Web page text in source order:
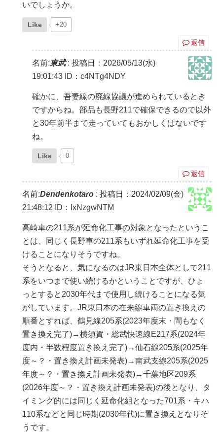
いでしょうか。
Like +20
返信
名前:東武: 投稿日：2026/05/13(水)
19:01:43 ID：c4NTg4NDY
確かに、吾妻線の廃線協議が進められているとき
ですからね。部品も長野211で確保できるので以外
と30年前半まで走っていてもおかしくはないです
ね。
Like 0
返信
名前:Dendenkotaro : 投稿日：2024/02/09(金)
21:48:12
ID：IxNzgwNTM
高崎車の211系が延命化工事の対象となったというこ
とは、同じく長野車の211系もいずれ延命化工事を受
けることになりそうですね。
そうとなると、気になるのはJR東日本全体として211
系をいつまで使い続けるかということですが、ひょ
っとすると2030年代まで使用し続けることになる気
がしています。JR東日本の在来線車両の置き換えの
順番とすれば、鶴見線205系(2023年度末・間もなく
置き換え完了)→横須賀・総武快速線E217系(2024年
度内・半数程度置き換え完了)→仙石線205系(2025年
度～？・置き換え計画未発表)→南武支線205系(2025
年度～？・置き換え計画未発表)→千葉地区209系
(2026年度～？・置き換え計画未発表)の後となり、タ
イミング的には同じく延命化組となった701系・キハ
110系などと同じ時期(2030年代)に置き換えとなりそ
うです。